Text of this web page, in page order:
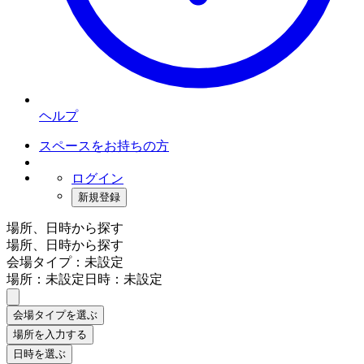
ヘルプ
スペースをお持ちの方
ログイン
新規登録
場所、日時から探す
場所、日時から探す
会場タイプ：未設定
場所：未設定日時：未設定
会場タイプを選ぶ
場所を入力する
日時を選ぶ